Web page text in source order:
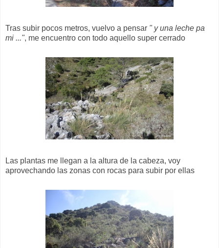
Tras subir pocos metros, vuelvo a pensar " y una leche pa
mi ...", me encuentro con todo aquello super cerrado
Las plantas me llegan a la altura de la cabeza, voy
aprovechando las zonas con rocas para subir por ellas